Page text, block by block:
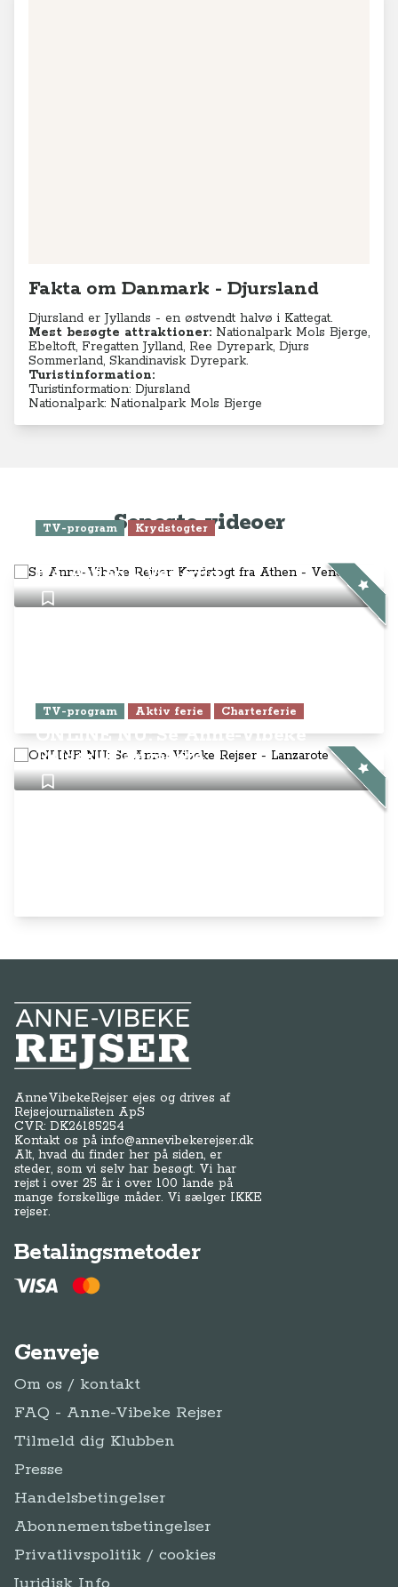
Fakta om Danmark - Djursland
Djursland er Jyllands - en østvendt halvø i Kattegat.
Mest besøgte attraktioner: Nationalpark Mols Bjerge,
Ebeltoft, Fregatten Jylland, Ree Dyrepark, Djurs
Sommerland, Skandinavisk Dyrepark.
Turistinformation:
Turistinformation: Djursland
Nationalpark: Nationalpark Mols Bjerge
Seneste videoer
TV-program Krydstogter
fra Athen - Venedig
TV-program Aktiv ferie Charterferie
ONLINE NU: Se Anne-Vibeke
Rejser - Lanzarote
Anne-Vibeke Rejser
AnneVibekeRejser ejes og drives af
Rejsejournalisten ApS
CVR: DK26185254
Kontakt os påinfo@annevibekerejser.dk
Alt, hvad du finder her på siden, er
steder, som vi selv har besøgt. Vi har
rejst i over 25 år i over 100 lande på
mange forskellige måder. Vi sælger IKKE
rejser.
Betalingsmetoder
Genveje
Om os / kontakt
FAQ - Anne-Vibeke Rejser
Tilmeld dig Klubben
Presse
Handelsbetingelser
Abonnementsbetingelser
Privatlivspolitik / cookies